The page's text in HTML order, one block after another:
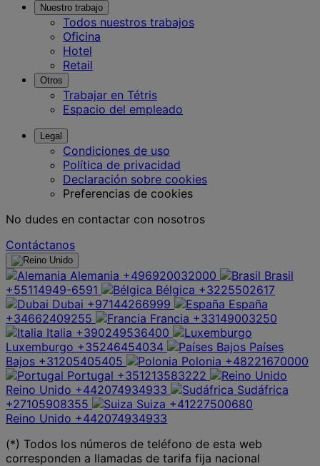
Nuestro trabajo
Todos nuestros trabajos
Oficina
Hotel
Retail
Otros
Trabajar en Tétris
Espacio del empleado
Legal
Condiciones de uso
Política de privacidad
Declaración sobre cookies
Preferencias de cookies
No dudes en contactar con nosotros
Contáctanos
Alemania +496920032000
Brasil
+55114949-6591
Bélgica +3225502617
Dubai +97144266999
España
+34662409255
Francia +33149003250
Italia +390249536400
Luxemburgo +35246454034
Países
Bajos +31205405405 Polonia +48221670000
Portugal +351213583222
Reino Unido +442074934933
Sudáfrica
+27105908355
Suiza +41227500680
Reino Unido +442074934933
(*) Todos los números de teléfono de esta web
corresponden a llamadas de tarifa fija nacional